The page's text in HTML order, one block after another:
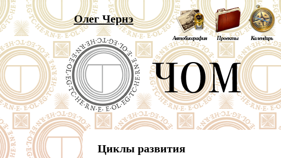
Олег Чернэ
Автобиография Проекты Календарь
Циклы развития